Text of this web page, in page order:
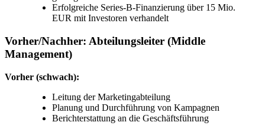
Erfolgreiche Series-B-Finanzierung über 15 Mio.
EUR mit Investoren verhandelt
Vorher/Nachher: Abteilungsleiter (Middle
Management)
Vorher (schwach):
Leitung der Marketingabteilung
Planung und Durchführung von Kampagnen
Berichterstattung an die Geschäftsführung